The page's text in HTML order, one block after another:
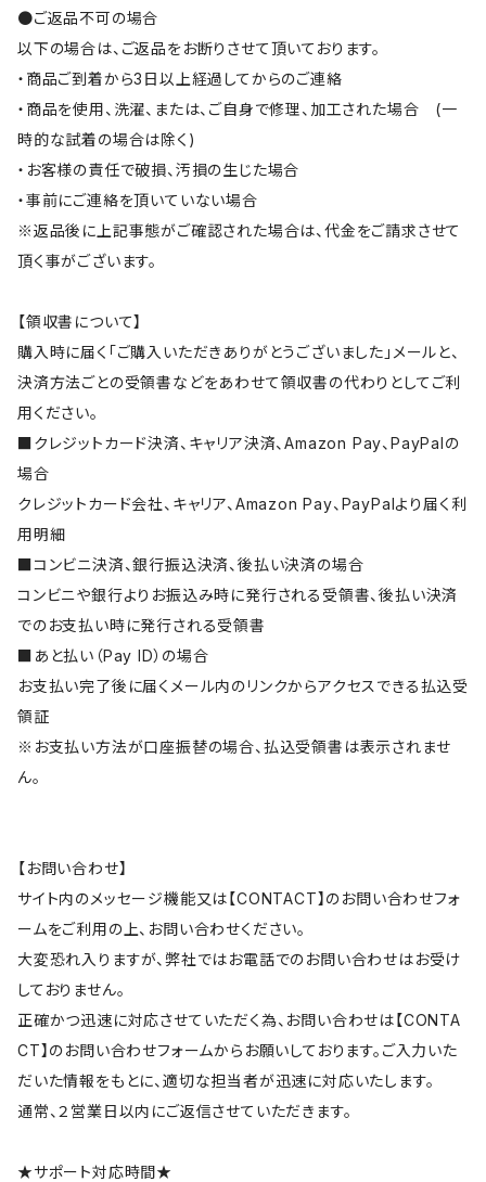
●ご返品不可の場合
以下の場合は、ご返品をお断りさせて頂いております。
・商品ご到着から3日以上経過してからのご連絡
・商品を使用、洗濯、または、ご自身で修理、加工された場合 (一
時的な試着の場合は除く)
・お客様の責任で破損、汚損の生じた場合
・事前にご連絡を頂いていない場合
※返品後に上記事態がご確認された場合は、代金をご請求させて
頂く事がございます。
【領収書について】
購入時に届く「ご購入いただきありがとうございました」メールと、
決済方法ごとの受領書などをあわせて領収書の代わりとしてご利
用ください。
■クレジットカード決済、キャリア決済、Amazon Pay、PayPalの
場合
クレジットカード会社、キャリア、Amazon Pay、PayPalより届く利
用明細
■コンビニ決済、銀行振込決済、後払い決済の場合
コンビニや銀行よりお振込み時に発行される受領書、後払い決済
でのお支払い時に発行される受領書
■あと払い（Pay ID）の場合
お支払い完了後に届くメール内のリンクからアクセスできる払込受
領証
※お支払い方法が口座振替の場合、払込受領書は表示されませ
ん。
【お問い合わせ】
サイト内のメッセージ機能又は【CONTACT】のお問い合わせフォ
ームをご利用の上、お問い合わせください。
大変恐れ入りますが、弊社ではお電話でのお問い合わせはお受け
しておりません。
正確かつ迅速に対応させていただく為、お問い合わせは【CONTA
CT】のお問い合わせフォームからお願いしております。ご入力いた
だいた情報をもとに、適切な担当者が迅速に対応いたします。
通常、２営業日以内にご返信させていただきます。
★サポート対応時間★